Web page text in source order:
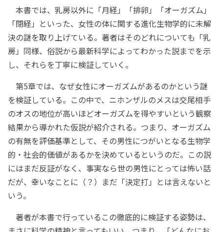
本書では、乳房以外に「月経」「排卵」「オーガズム」
「閉経」といった、女性の体に関する進化生物学的に未解
決の謎を取り上げている。著者はそのどれについても「乳
房」同様、俗説から最新科学によってわかった説までを示
し、それらを丁寧に検証していく。
第5章では、なぜ女性にオーガズムがあるのかという謎
を検証している。この中で、ニホンザルのメスは交尾相手
のオスの地位が高いほどオーガズムを得やすいという観察
結果から導かれた仮説が紹介される。つまり、オーガズム
の有無を評価基準として、その男性につがいとなる生物学
的・社会的価値があるかを決めているというのだ。この説
にはまだ反証がなく、事実なら世の男性にとっては怖い話
だが、幸いなことに（？）まだ「決定打」とは言えないと
いう。
著者が本書で行っているこの徹底的に検証する姿勢は、